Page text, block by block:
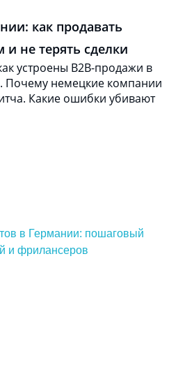
как продавать
не терять сделки
устроены B2B-продажи в
Почему немецкие компании
Какие ошибки убивают